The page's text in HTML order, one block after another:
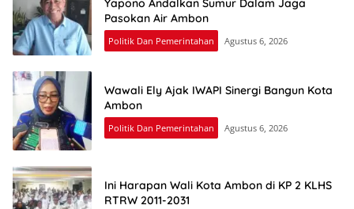
Yapono Andalkan Sumur Dalam Jaga
Pasokan Air Ambon
Politik Dan Pemerintahan Agustus 6, 2026
Wawali Ely Ajak IWAPI Sinergi Bangun Kota
Ambon
Politik Dan Pemerintahan Agustus 6, 2026
Ini Harapan Wali Kota Ambon di KP 2 KLHS
RTRW 2011-2031